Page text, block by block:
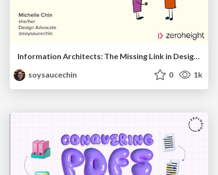
soysaucechin
0 1k